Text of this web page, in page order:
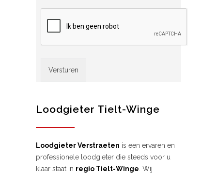
Loodgieter Tielt-Winge
Loodgieter Verstraeten is een ervaren en
professionele loodgieter die steeds voor u
klaar staat in regio Tielt-Winge . Wij